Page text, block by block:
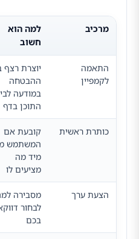
מרכיב
למה הוא
חשוב
התאמה
לקמפיין
יוצרת רצף
ההבטחה
במודעה
התוכן בדף
כותרת ראשית
קובעת אם
המשתמש
מיד מה
מציעים לו
הצעת ערך
מסבירה
לבחור
בכם